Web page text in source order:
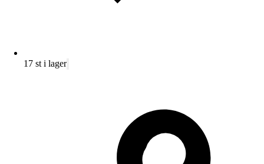
17 st i lager